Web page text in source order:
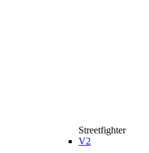
Streetfighter
V2